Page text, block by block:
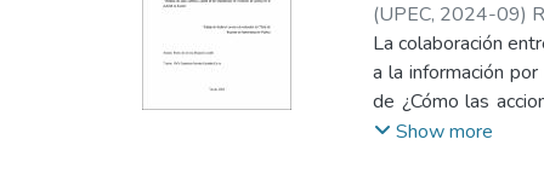
ciudadanos tiene
mejoramiento
y motivación para
objeto es el diseño
una mayor
(UPEC, 2024-09)
La colaboración
a la información
de ¿Cómo las
objetivo es
Show more